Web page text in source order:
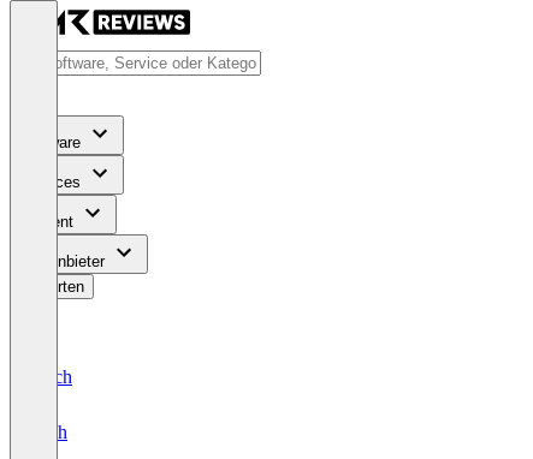
Software
Services
Content
Für Anbieter
Bewerten
Deutsch
English